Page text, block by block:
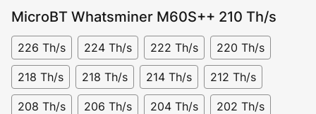
MicroBT Whatsminer M60S++ 210 Th/s
226 Th/s 224 Th/s 222 Th/s 220 Th/s
218 Th/s 218 Th/s 214 Th/s 212 Th/s
208 Th/s 206 Th/s 204 Th/s 202 Th/s